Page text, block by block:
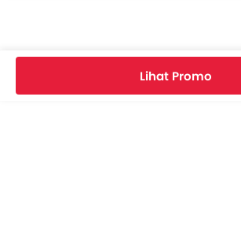
Lihat Promo